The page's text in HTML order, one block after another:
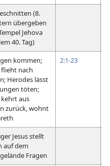
(8.
übergeben
Jehova
40. Tag)
kommen;
flieht nach
Herodes lässt
töten;
kehrt aus
zurück, wohnt
2:1-23
Jesus stellt
auf dem
Fragen